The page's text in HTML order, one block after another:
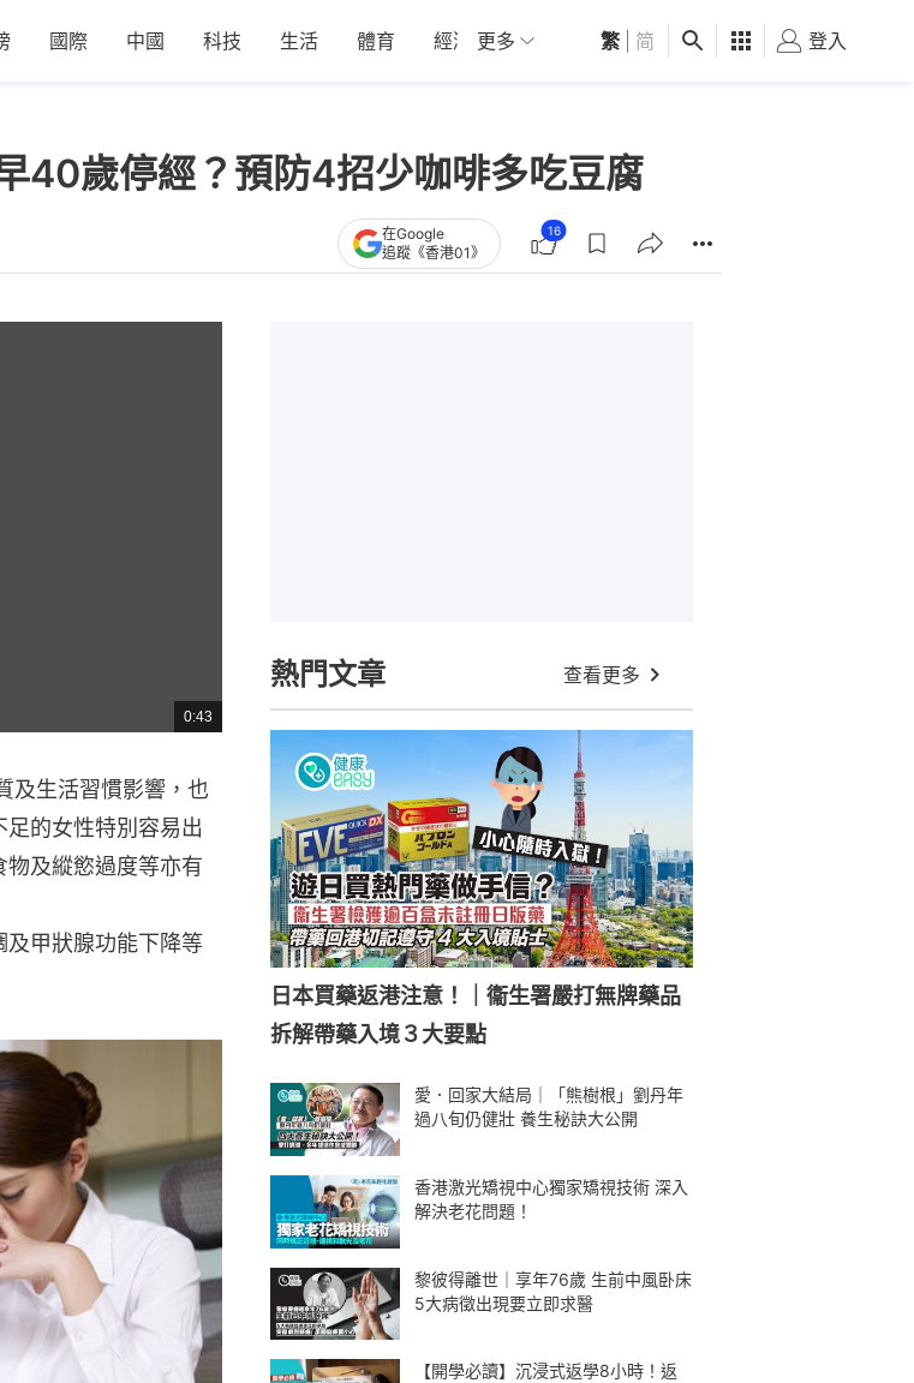
國際 中國 科技 生活 體育 經濟 01深圳 觀點 健康 好食玩飛
更多 繁 简 登入
40歲停經？預防4招少咖啡多吃豆腐
在Google
追蹤《香港01》
16
總
共
0:43
及生活習慣影響，也
的女性特別容易出
及縱慾過度等亦有
及甲狀腺功能下降等
熱門文章 查看更多
日本買藥返港注意！｜衞生署嚴打無牌藥品
拆解帶藥入境３大要點
愛．回家大結局｜「熊樹根」劉丹年
過八旬仍健壯 養生秘訣大公開
香港激光矯視中心獨家矯視技術 深入
解決老花問題！
黎彼得離世｜享年76歲 生前中風卧床
5大病徵出現要立即求醫
【開學必讀】沉浸式返學8小時！返